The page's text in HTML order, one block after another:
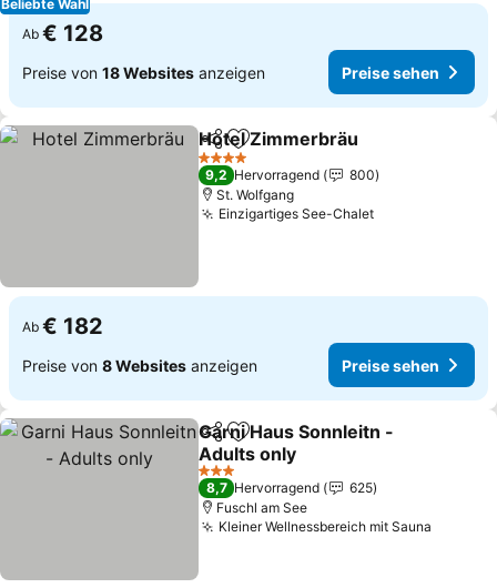
Beliebte Wahl
Ab € 128
Preise von 18 Websites anzeigen Preise sehen
TeilenZu Favoriten hinzufügen
Hotel Zimmerbräu
4 Sterne
9,2 Hervorragend
800
St. Wolfgang
Einzigartiges See-ChaletPreise sehen
Ab € 182
Preise von 8 Websites anzeigen Preise sehen
TeilenZu Favoriten hinzufügen
Garni Haus Sonnleitn -
Adults only
Preise sehen
3 Sterne
8,7 Hervorragend
625
Fuschl am See
Kleiner Wellnessbereich mit Sauna